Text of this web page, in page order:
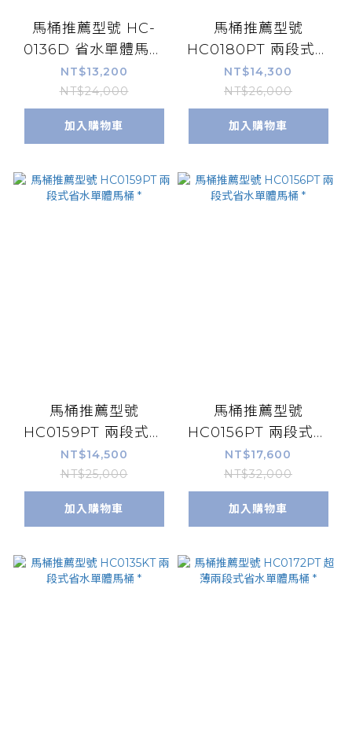
馬桶推薦型號 HC-
0136D 省水單體馬桶
*
NT$13,200
NT$24,000
加入購物車
馬桶推薦型號
HC0180PT 兩段式省
水單體馬桶 *
NT$14,300
NT$26,000
加入購物車
馬桶推薦型號
HC0159PT 兩段式省
水單體馬桶 *
NT$14,500
NT$25,000
加入購物車
馬桶推薦型號
HC0156PT 兩段式省
水單體馬桶 *
NT$17,600
NT$32,000
加入購物車